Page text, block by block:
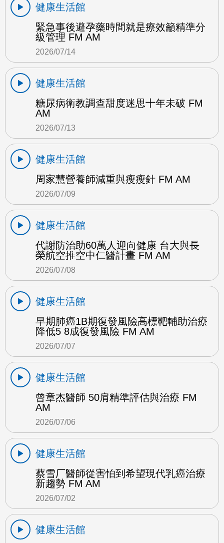
健康生活館
緊急事後避孕藥時間就是療效籲精準分
級管理 FM AM
2026/07/14
健康生活館
糖尿病衛教調查甜度迷思十年未破 FM
AM
2026/07/13
健康生活館
周家慧營養師減重與瘦瘦針 FM AM
2026/07/09
健康生活館
代謝防治助60萬人迎向健康 台大與長
榮航空推空中仁醫計畫 FM AM
2026/07/08
健康生活館
早期肺癌1B期復發風險高標靶輔助治療
降低5 8成復發風險 FM AM
2026/07/07
健康生活館
曾章杰醫師 50肩精準評估與治療 FM
AM
2026/07/06
健康生活館
蔡雪厂醫師從害怕到希望現代乳癌治療
新趨勢 FM AM
2026/07/02
健康生活館